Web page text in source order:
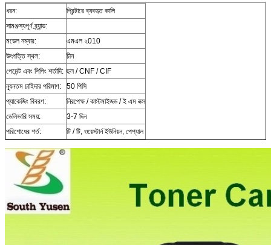
ধরন:
প্রিন্টারে ব্যবহৃত কালি
সামঞ্জস্যপূর্ণ ব্র্যান্ড:
মডেল নম্বার:
এমএল ২010
উৎপত্তি স্থল:
চীন
পেমেন্ট এবং শিপিং শর্তাদি: ছল / CNF / CIF
ন্যূনতম চাহিদার পরিমাণ:
50 পিসি
প্যাকেজিং বিবরণ:
নিরপেক্ষ / কাস্টমাইজড / ই এম বক্স
ডেলিভারি সময়:
3-7 দিন
পরিশোধের শর্ত:
টি / টি, ওয়েস্টার্ন ইউনিয়ন, পেপ্যাল